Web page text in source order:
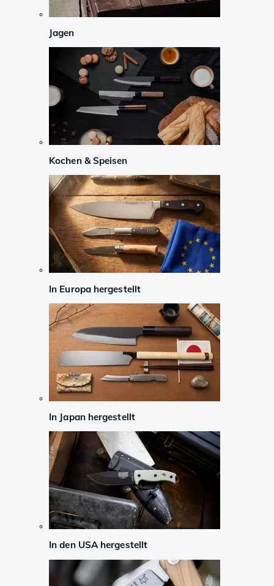
Jagen
Kochen & Speisen
In Europa hergestellt
In Japan hergestellt
In den USA hergestellt